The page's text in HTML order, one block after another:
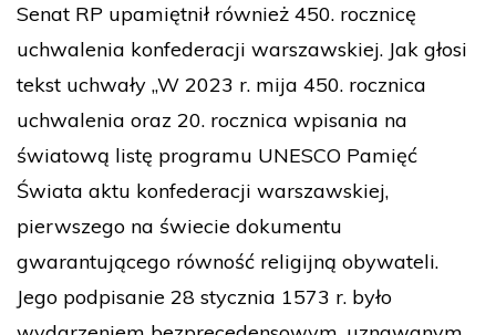
Senat RP upamiętnił również 450. rocznicę
uchwalenia konfederacji warszawskiej. Jak głosi
tekst uchwały „W 2023 r. mija 450. rocznica
uchwalenia oraz 20. rocznica wpisania na
światową listę programu UNESCO Pamięć
Świata aktu konfederacji warszawskiej,
pierwszego na świecie dokumentu
gwarantującego równość religijną obywateli.
Jego podpisanie 28 stycznia 1573 r. było